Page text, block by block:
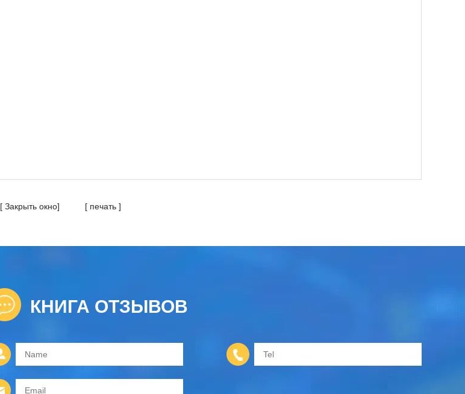
[Закрыть окно] [печать]
КНИГА ОТЗЫВОВ